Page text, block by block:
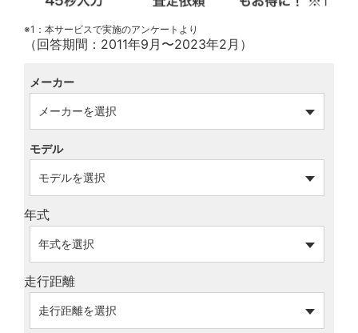
※1：本サービスで実施のアンケートより
（回答期間：2011年9月〜2023年2月）
メーカー
モデル
年式
走行距離